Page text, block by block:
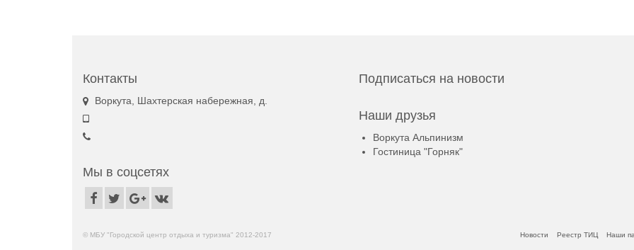
Контакты
Воркута, Шахтерская набережная, д.
Мы в соцсетях
Подписаться на новости
Наши друзья
Воркута Альпинизм
Гостиница "Горняк"
Новости Реестр ТИЦ Наши
© МБУ "Городской центр отдыха и туризма" 2012-2017